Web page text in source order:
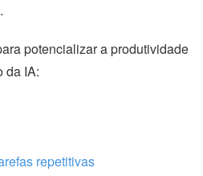
potencializar a produtividade
da IA:
repetitivas